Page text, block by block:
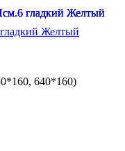
Желтый
640*160)